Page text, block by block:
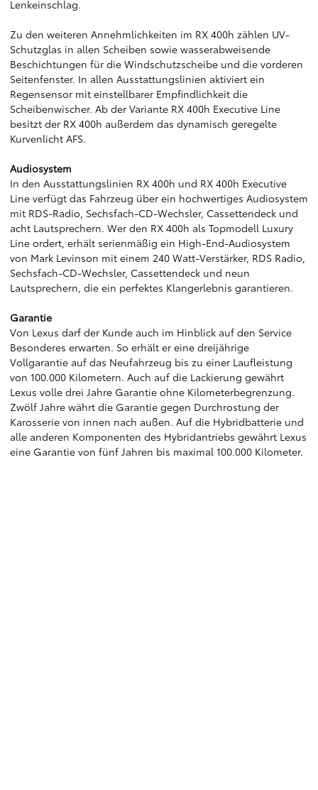
Lenkeinschlag.
Zu den weiteren Annehmlichkeiten im RX 400h zählen UV-
Schutzglas in allen Scheiben sowie wasserabweisende
Beschichtungen für die Windschutzscheibe und die vorderen
Seitenfenster. In allen Ausstattungslinien aktiviert ein
Regensensor mit einstellbarer Empfindlichkeit die
Scheibenwischer. Ab der Variante RX 400h Executive Line
besitzt der RX 400h außerdem das dynamisch geregelte
Kurvenlicht AFS.
Audiosystem
In den Ausstattungslinien RX 400h und RX 400h Executive
Line verfügt das Fahrzeug über ein hochwertiges Audiosystem
mit RDS-Radio, Sechsfach-CD-Wechsler, Cassettendeck und
acht Lautsprechern. Wer den RX 400h als Topmodell Luxury
Line ordert, erhält serienmäßig ein High-End-Audiosystem
von Mark Levinson mit einem 240 Watt-Verstärker, RDS Radio,
Sechsfach-CD-Wechsler, Cassettendeck und neun
Lautsprechern, die ein perfektes Klangerlebnis garantieren.
Garantie
Von Lexus darf der Kunde auch im Hinblick auf den Service
Besonderes erwarten. So erhält er eine dreijährige
Vollgarantie auf das Neufahrzeug bis zu einer Laufleistung
von 100.000 Kilometern. Auch auf die Lackierung gewährt
Lexus volle drei Jahre Garantie ohne Kilometerbegrenzung.
Zwölf Jahre währt die Garantie gegen Durchrostung der
Karosserie von innen nach außen. Auf die Hybridbatterie und
alle anderen Komponenten des Hybridantriebs gewährt Lexus
eine Garantie von fünf Jahren bis maximal 100.000 Kilometer.